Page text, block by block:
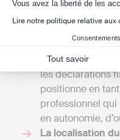
Vous avez la liberté de les
Lire notre politique relative aux
Tout savoir
comptabilité en
de la structure.
comptable qui
les déclarations
positionne en
professionnel
en autonomie,
La localisation